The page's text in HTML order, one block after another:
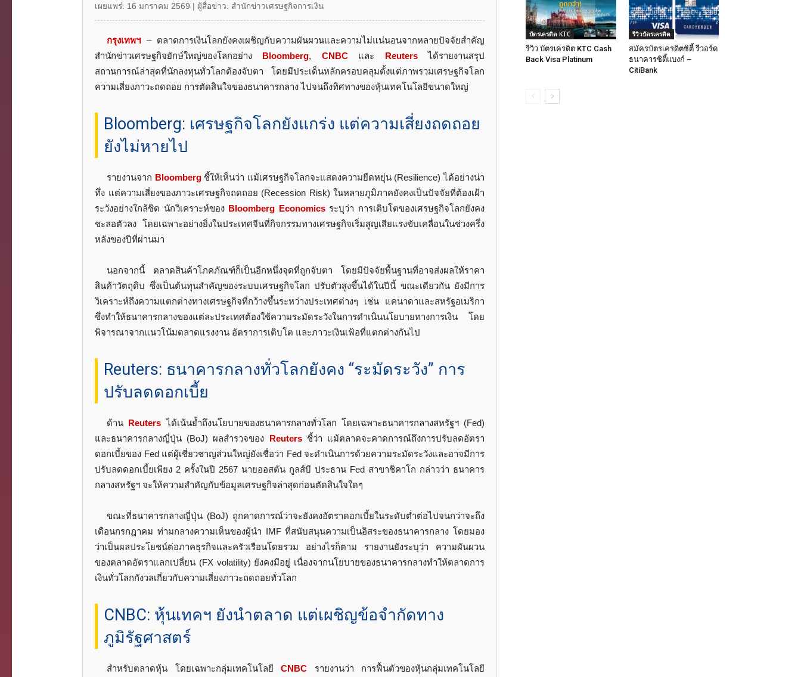
เผยแพร่: 16 มกราคม 2569 | ผู้สื่อข่าว: สำนักข่าวเศรษฐกิจการเงิน
กรุงเทพฯ– ตลาดการเงินโลกยังคงเผชิญกับความผันผวนและความไม่แน่นอนจากหลายปัจจัยสำคัญ
สำนักข่าวเศรษฐกิจยักษ์ใหญ่ของโลกอย่าง Bloomberg, CNBCและ Reutersได้รายงานสรุป
สถานการณ์ล่าสุดที่นักลงทุนทั่วโลกต้องจับตา โดยมีประเด็นหลักครอบคลุมตั้งแต่ภาพรวมเศรษฐกิจโลก
ความเสี่ยงภาวะถดถอย การตัดสินใจของธนาคารกลาง ไปจนถึงทิศทางของหุ้นเทคโนโลยีขนาดใหญ่
Bloomberg: เศรษฐกิจโลกยังแกร่ง แต่ความเสี่ยงถดถอย
ยังไม่หายไป
รายงานจาก Bloombergชี้ให้เห็นว่า แม้เศรษฐกิจโลกจะแสดงความยืดหยุ่น (Resilience) ได้อย่างน่า
ทึ่ง แต่ความเสี่ยงของภาวะเศรษฐกิจถดถอย (Recession Risk) ในหลายภูมิภาคยังคงเป็นปัจจัยที่ต้องเฝ้า
ระวังอย่างใกล้ชิด นักวิเคราะห์ของ Bloomberg Economicsระบุว่า การเติบโตของเศรษฐกิจโลกยังคง
ชะลอตัวลง โดยเฉพาะอย่างยิ่งในประเทศจีนที่กิจกรรมทางเศรษฐกิจเริ่มสูญเสียแรงขับเคลื่อนในช่วงครึ่ง
หลังของปีที่ผ่านมา
นอกจากนี้ ตลาดสินค้าโภคภัณฑ์ก็เป็นอีกหนึ่งจุดที่ถูกจับตา โดยมีปัจจัยพื้นฐานที่อาจส่งผลให้ราคา
สินค้าวัตถุดิบ ซึ่งเป็นต้นทุนสำคัญของระบบเศรษฐกิจโลก ปรับตัวสูงขึ้นได้ในปีนี้ ขณะเดียวกัน ยังมีการ
วิเคราะห์ถึงความแตกต่างทางเศรษฐกิจที่กว้างขึ้นระหว่างประเทศต่างๆ เช่น แคนาดาและสหรัฐอเมริกา
ซึ่งทำให้ธนาคารกลางของแต่ละประเทศต้องใช้ความระมัดระวังในการดำเนินนโยบายทางการเงิน โดย
พิจารณาจากแนวโน้มตลาดแรงงาน อัตราการเติบโต และภาวะเงินเฟ้อที่แตกต่างกันไป
Reuters: ธนาคารกลางทั่วโลกยังคง “ระมัดระวัง” การ
ปรับลดดอกเบี้ย
ด้าน Reuters ได้เน้นย้ำถึงนโยบายของธนาคารกลางทั่วโลก โดยเฉพาะธนาคารกลางสหรัฐฯ (Fed)
และธนาคารกลางญี่ปุ่น (BoJ) ผลสำรวจของ Reutersชี้ว่า แม้ตลาดจะคาดการณ์ถึงการปรับลดอัตรา
ดอกเบี้ยของ Fed แต่ผู้เชี่ยวชาญส่วนใหญ่ยังเชื่อว่า Fed จะดำเนินการด้วยความระมัดระวังและอาจมีการ
ปรับลดดอกเบี้ยเพียง 2 ครั้งในปี 2567 นายออสตัน กูลส์บี ประธาน Fed สาขาชิคาโก กล่าวว่า ธนาคาร
กลางสหรัฐฯ จะให้ความสำคัญกับข้อมูลเศรษฐกิจล่าสุดก่อนตัดสินใจใดๆ
ขณะที่ธนาคารกลางญี่ปุ่น (BoJ) ถูกคาดการณ์ว่าจะยังคงอัตราดอกเบี้ยในระดับต่ำต่อไปจนกว่าจะถึง
เดือนกรกฎาคม ท่ามกลางความเห็นของผู้นำ IMF ที่สนับสนุนความเป็นอิสระของธนาคารกลาง โดยมอง
ว่าเป็นผลประโยชน์ต่อภาคธุรกิจและครัวเรือนโดยรวม อย่างไรก็ตาม รายงานยังระบุว่า ความผันผวน
ของตลาดอัตราแลกเปลี่ยน (FX volatility) ยังคงมีอยู่ เนื่องจากนโยบายของธนาคารกลางทำให้ตลาดการ
เงินทั่วโลกกังวลเกี่ยวกับความเสี่ยงภาวะถดถอยทั่วโลก
CNBC: หุ้นเทคฯ ยังนำตลาด แต่เผชิญข้อจำกัดทาง
ภูมิรัฐศาสตร์
สำหรับตลาดหุ้น โดยเฉพาะกลุ่มเทคโนโลยี CNBC รายงานว่า การฟื้นตัวของหุ้นกลุ่มเทคโนโลยี
บัตรเครดิต KTC
รีวิว บัตรเครดิต KTC Cash
Back Visa Platinum
รีวิวบัตรเครดิต
สมัครบัตรเครดิตซิตี้ รีวอร์ด
ธนาคารซิตี้แบงก์ –
CitiBank